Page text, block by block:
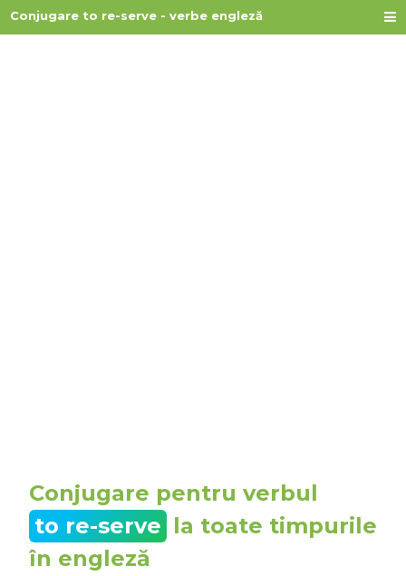
Conjugare to re-serve - verbe engleză
Conjugare pentru verbul
to re-serve la toate timpurile
în engleză